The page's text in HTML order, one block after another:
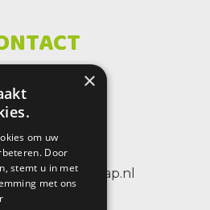
De Wenteltrap
25
(0)30 6884656
×
om uw
Door
stemt u in met
met ons